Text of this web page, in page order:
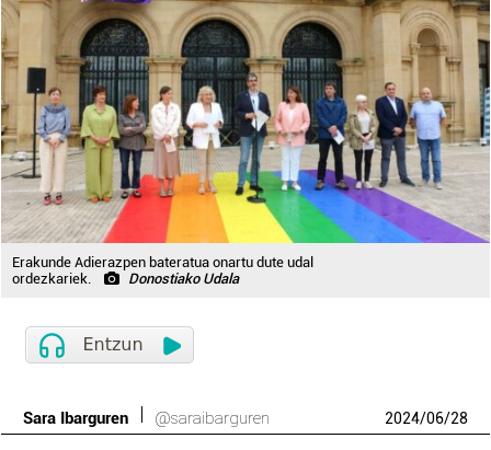
Erakunde Adierazpen bateratua onartu dute udal
ordezkariek.
Donostiako Udala
Sara Ibarguren @saraibarguren 2024/06/28